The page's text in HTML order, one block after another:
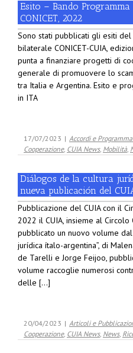
Esito – Bando
CONICET, 2022
Sono stati pubblicati gli esiti
bilaterale CONICET-CUIA,
punta a finanziare progetti di
generale di promuovere lo
tra Italia e Argentina. Esito e
in ITA
17/07/2023 | Accordi e
Cooperazione, CUIA News, Mobilità,
Diálogos de la cultura
nueva publicación del
Pubblicazione del CUIA con il
2022 il CUIA, insieme al Circolo
pubblicato un nuovo volume
jurídica ítalo-argentina”, di
de Tarelli e Jorge Feijoo,
volume raccoglie numerosi
delle [...]
20/04/2023 | Articoli e
Cooperazione, CUIA News, News,